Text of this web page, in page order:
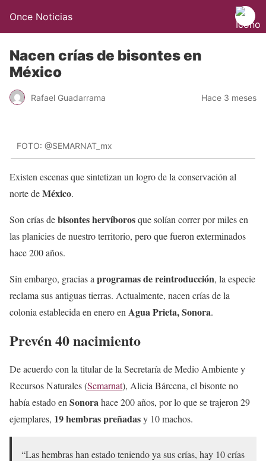
Once Noticias
Nacen crías de bisontes en
México
Rafael Guadarrama Hace 3 meses
FOTO: @SEMARNAT_mx
Existen escenas que sintetizan un logro de la conservación al
norte deMéxico.
Son crías debisontes hervíborosque solían correr por miles en
las planicies de nuestro territorio, pero que fueron exterminados
hace 200 años.
Sin embargo, gracias a programas de reintroducción, la especie
reclama sus antiguas tierras. Actualmente, nacen crías de la
colonia establecida en enero en Agua Prieta, Sonora.
Prevén 40 nacimiento
De acuerdo con la titular de la Secretaría de Medio Ambiente y
Recursos Naturales (Semarnat), Alicia Bárcena, el bisonte no
había estado en Sonora hace 200 años, por lo que se trajeron 29
ejemplares, 19 hembras preñadasy 10 machos.
“Las hembras han estado teniendo ya sus crías, hay 10 crías